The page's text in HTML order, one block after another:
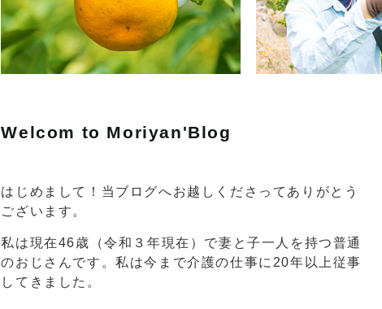
Welcom to Moriyan'Blog
はじめまして！当ブログへお越しくださってありがとう
ございます。
私は現在46歳（令和３年現在）で妻と子一人を持つ普通
のおじさんです。私は今まで介護の仕事に20年以上従事
してきました。